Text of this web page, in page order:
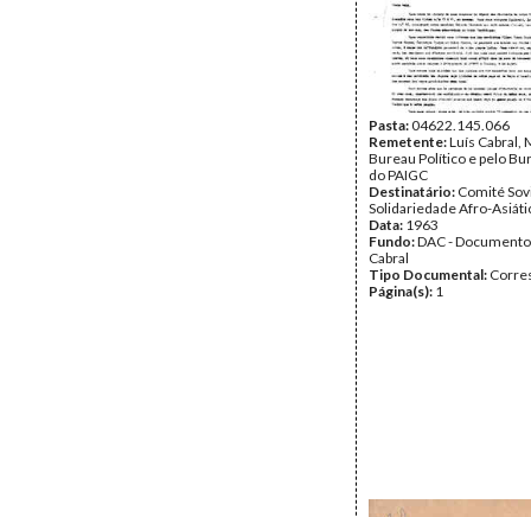
Pasta:04622.145.066
Remetente:Luís Cabral,
Bureau Político e pelo
do PAIGC
Destinatário: Comité
Solidariedade Afro-
Data: 1963
Fundo:DAC -
Cabral
Tipo Documental:
Página(s): 1